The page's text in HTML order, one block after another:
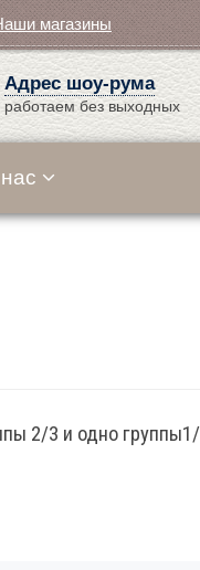
магазины
Адрес шоу-рума
работаем без выходных
2/3 и одно